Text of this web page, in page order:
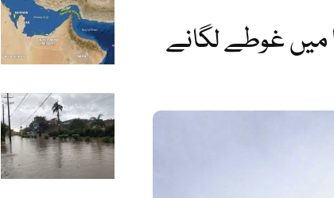
میں غوطے لگانے